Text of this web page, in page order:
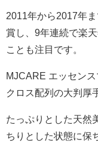
2011年から2017年
賞し、9年連続で楽
ことも注目です。
MJCARE エッセン
クロス配列の大判厚
たっぷりとした天然
ちりとした状態に保